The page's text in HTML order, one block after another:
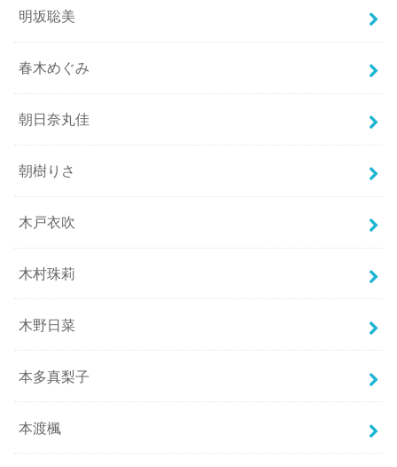
明坂聡美
春木めぐみ
朝日奈丸佳
朝樹りさ
木戸衣吹
木村珠莉
木野日菜
本多真梨子
本渡楓